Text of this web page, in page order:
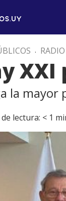
. RADIO
XXI
la mayor
lectura: < 1